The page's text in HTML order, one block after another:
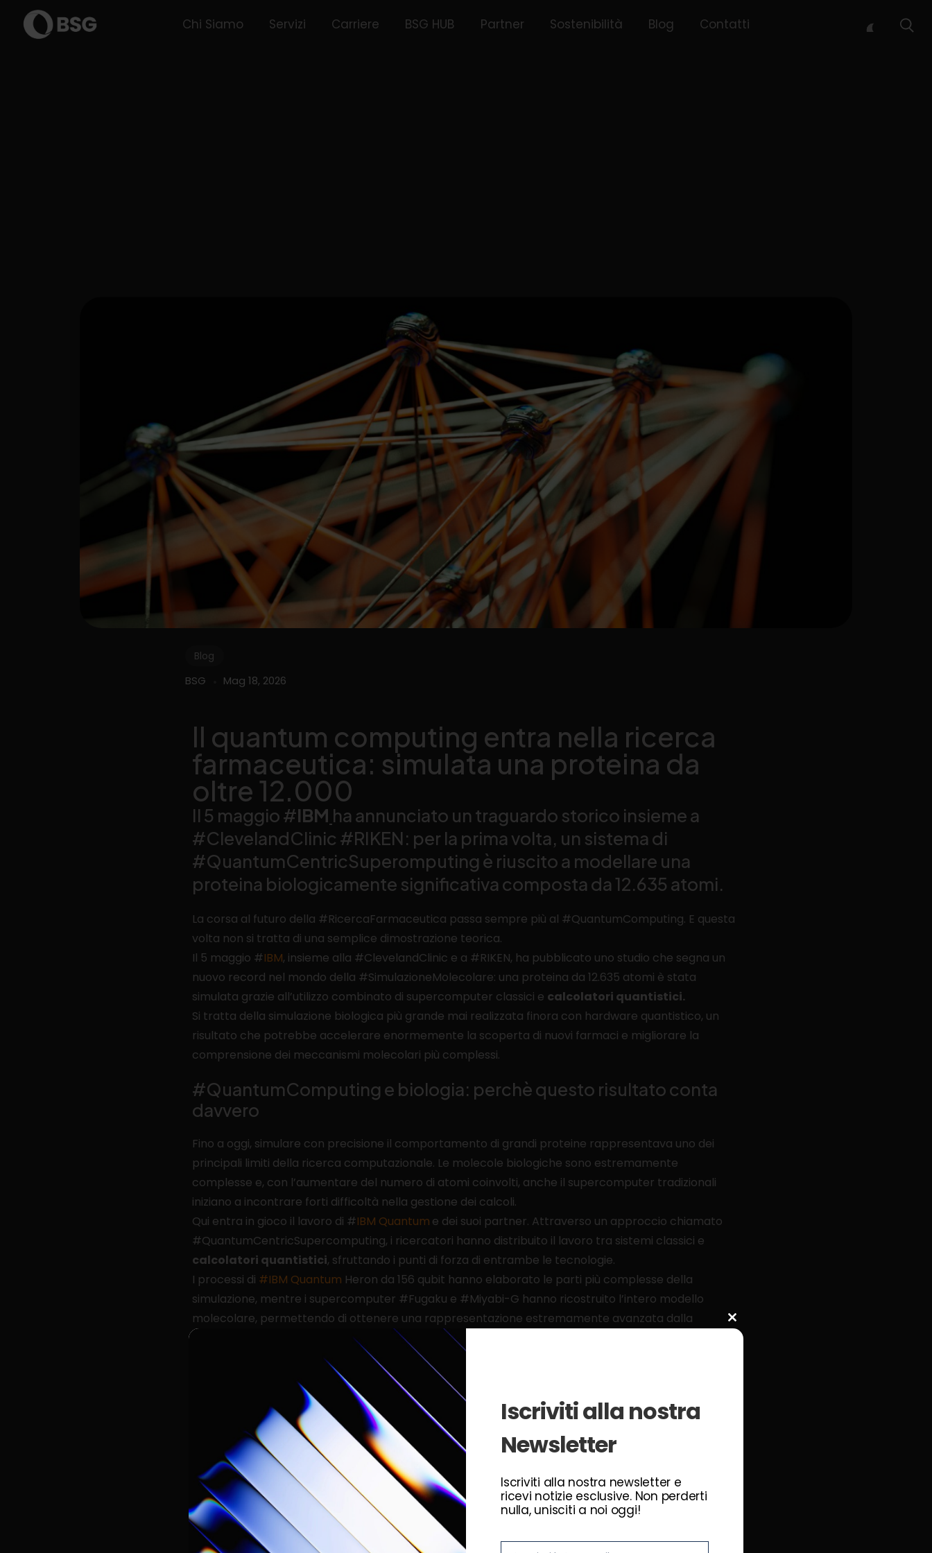
Chi Siamo Servizi Carriere BSG HUB Partner Sostenibilità Blog Contatti
Blog
BSG Mag 18, 2026
Il quantum computing entra nella ricerca
farmaceutica: simulata una proteina da
oltre 12.000
Il 5 maggio #IBM ha annunciato un traguardo storico insieme a
#ClevelandClinic #RIKEN: per la prima volta, un sistema di
#QuantumCentricSuperomputing è riuscito a modellare una
proteina biologicamente significativa composta da 12.635 atomi.
La corsa al futuro della #RicercaFarmaceutica passa sempre più al #QuantumComputing. E questa
volta non si tratta di una semplice dimostrazione teorica.
Il 5 maggio #IBM, insieme alla #ClevelandClinic e a #RIKEN, ha pubblicato uno studio che segna un
nuovo record nel mondo della #SimulazioneMolecolare: una proteina da 12.635 atomi è stata
simulata grazie all’utilizzo combinato di supercomputer classici e calcolatori quantistici.
Si tratta della simulazione biologica più grande mai realizzata finora con hardware quantistico, un
risultato che potrebbe accelerare enormemente la scoperta di nuovi farmaci e migliorare la
comprensione dei meccanismi molecolari più complessi.
#QuantumComputing e biologia: perchè questo risultato conta
davvero
Fino a oggi, simulare con precisione il comportamento di grandi proteine rappresentava uno dei
principali limiti della ricerca computazionale. Le molecole biologiche sono estremamente
complesse e, con l’aumentare del numero di atomi coinvolti, anche il supercomputer tradizionali
iniziano a incontrare forti difficoltà nella gestione dei calcoli.
Qui entra in gioco il lavoro di #IBM Quantum e dei suoi partner. Attraverso un approccio chiamato
#QuantumCentricSupercomputing, i ricercatori hanno distribuito il lavoro tra sistemi classici e
calcolatori quantistici, sfruttando i punti di forza di entrambe le tecnologie.
I processi di #IBM Quantum Heron da 156 qubit hanno elaborato le parti più complesse della
simulazione, mentre i supercomputer #Fugaku e #Miyabi-G hanno ricostruito l’intero modello
molecolare, permettendo di ottenere una rappresentazione estremamente avanzata dalla
Un salto tecnologico enorme in soli sei mesi
Uno degli aspetti più sorprendenti dello studio riguarda la velocità con cui questa tecnologia sta
Solo pochi mesi fa, lo stesso framework era riuscito a simulare una mini-proteina da 303 atomi. Oggi,
grazie al nuovo algoritmo ibrido #EWFTrimSQD, il sistema è arrivato a gestire strutture circa 40
volte più grandi, migliorando anche l’accuratezza dei calcoli fino a 210 volte.
Secondo Jay Gambetta, direttore di #IBMResearch:
“Per anni il quantum computing è stato una promessa. Oggi sta iniziando a produrre risultati concreti
per la scienza.”
Close
Iscriviti alla nostra
Newsletter
Iscriviti alla nostra newsletter e
ricevi notizie esclusive. Non perderti
nulla, unisciti a noi oggi!